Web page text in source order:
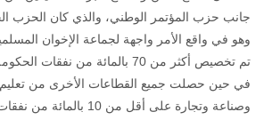
جانب حزب المؤتمر الوطني، والذي كان الحزب
وهو في واقع الأمر واجهة لجماعة الإخوان
تم تخصيص أكثر من 70 بالمائة من
في حين حصلت جميع القطاعات الأخرى من
وصناعة وتجارة على أقل من